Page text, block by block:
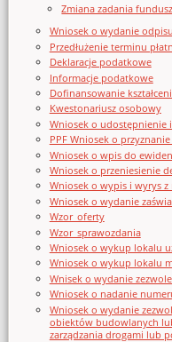
Zmiana zadania
Wniosek o wydanie
Przedłużenie terminu
Deklaracje podatkowe
Informacje podatkowe
Dofinansowanie
Kwestonariusz osobowy
Wniosek o udostępnienie
PPF Wniosek o
Wniosek o wpis do
Wniosek o przeniesienie
Wniosek o wypis i wyrys
Wniosek o wydanie
Wzor_oferty
Wzor_sprawozdania
Wniosek o wykup lokalu
Wniosek o wykup lokalu
Wnisek o wydanie
Wniosek o nadanie
Wniosek o wydanie
obiektów budowlanych
zarządzania drogami lub